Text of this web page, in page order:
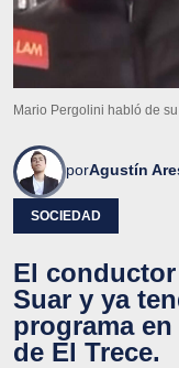
Mario Pergolini habló de
porAgustín
SOCIEDAD
El
Suar y ya
programa
de El Trece.